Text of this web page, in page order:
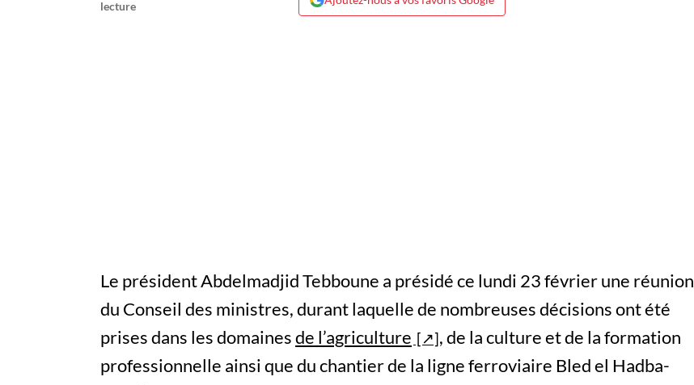
Le président Abdelmadjid Tebboune a présidé ce lundi 23 février une réunion
du Conseil des ministres, durant laquelle de nombreuses décisions ont été
prises dans les domainesde l’agriculture
, de la culture et de la formation
professionnelle ainsi que du chantier de la ligne ferroviaire Bled el Hadba-